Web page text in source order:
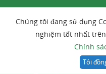
Chúng tôi đang sử dụng
nghiệm tốt nhất
Chính
Tôi